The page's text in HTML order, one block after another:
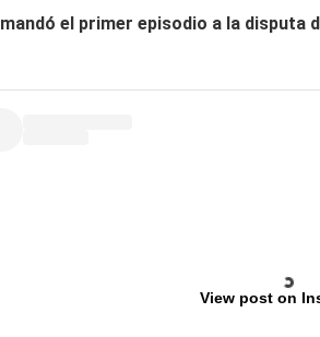
el primer episodio a la disputa
View post on